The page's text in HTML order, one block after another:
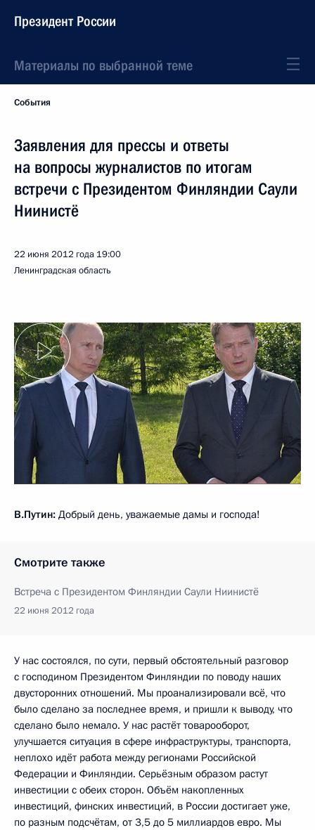
Президент России
Материалы по выбранной теме
События
Заявления для прессы и ответы
на вопросы журналистов по итогам
встречи с Президентом Финляндии Саули
Ниинистё
22 июня 2012 года 19:00
Ленинградская область
В.Путин: Добрый день, уважаемые дамы и господа!
Смотрите также
Встреча с Президентом Финляндии Саули Ниинистё
22 июня 2012 года
У нас состоялся, по сути, первый обстоятельный разговор
с господином Президентом Финляндии по поводу наших
двусторонних отношений. Мы проанализировали всё, что
было сделано за последнее время, и пришли к выводу, что
сделано было немало. У нас растёт товарооборот,
улучшается ситуация в сфере инфраструктуры, транспорта,
неплохо идёт работа между регионами Российской
Федерации и Финляндии. Серьёзным образом растут
инвестиции с обеих сторон. Объём накопленных
инвестиций, финских инвестиций, в России достигает уже,
по разным подсчётам, от 3,5 до 5 миллиардов евро. Мы